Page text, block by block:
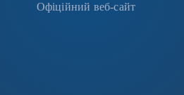
Офіційний веб-сайт